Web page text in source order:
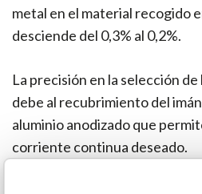
metal en el material recogido
desciende del 0,3% al 0,2%.
La precisión en la selección
debe al recubrimiento del
aluminio anodizado que
corriente continua deseado.